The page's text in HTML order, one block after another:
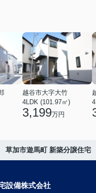
越谷市大字大竹
4LDK (101.97㎡)
3,199万円
草加市遊馬町 新築分譲住宅
設備株式会社